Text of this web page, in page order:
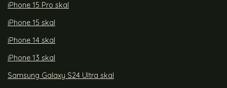
iPhone 15 Pro skal
iPhone 15 skal
iPhone 14 skal
iPhone 13 skal
Samsung Galaxy S24 Ultra skal